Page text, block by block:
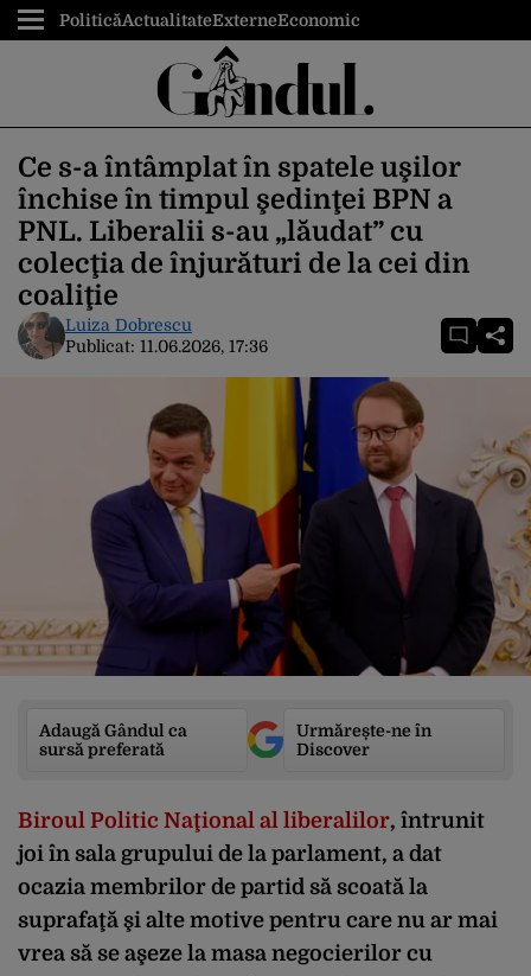
PoliticăActualitateExterneEconomic
Ce s-a întâmplat în spatele uşilor
închise în timpul şedinţei BPN a
PNL. Liberalii s-au „lăudat” cu
colecţia de înjurături de la cei din
coaliţie
Luiza Dobrescu
Publicat: 11.06.2026, 17:36
Adaugă Gândul ca
sursă preferată
Urmărește-ne în
Discover
Biroul Politic Naţional al liberalilor, întrunit
joi în sala grupului de la parlament, a dat
ocazia membrilor de partid să scoată la
suprafaţă şi alte motive pentru care nu ar mai
vrea să se aşeze la masa negocierilor cu